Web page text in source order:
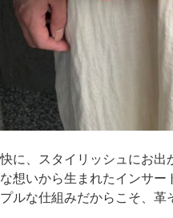
快に、スタイリッシュにお出
想いから生まれたインサー
ルな仕組みだからこそ、革